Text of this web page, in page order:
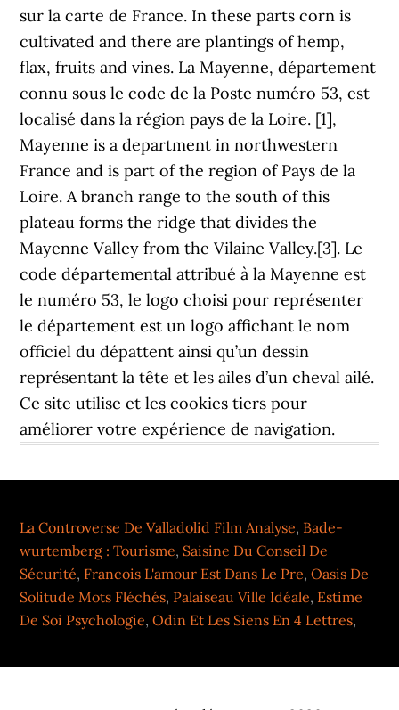
La Controverse De Valladolid Film Analyse, Bade-
wurtemberg : Tourisme, Saisine Du Conseil De
Sécurité, Francois L'amour Est Dans Le Pre,Oasis De
Solitude Mots Fléchés, Palaiseau Ville Idéale, Estime
De Soi Psychologie,Odin Et Les Siens En 4 Lettres,